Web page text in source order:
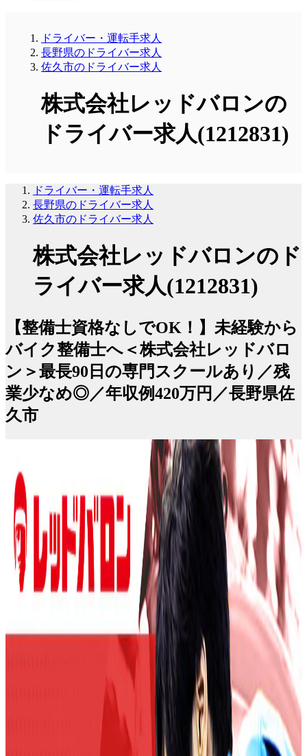
ドライバー・運転手求人
長野県のドライバー求人
佐久市のドライバー求人
株式会社レッドバロンの
ドライバー求人(1212831)
ドライバー・運転手求人
長野県のドライバー求人
佐久市のドライバー求人
株式会社レッドバロンのド
ライバー求人(1212831)
【整備士資格なしでOK！】未経験から
バイク整備士へ＜株式会社レッドバロ
ン＞最長90日の専門スクールあり／残
業少なめ◎／年収例420万円／長野県佐
久市